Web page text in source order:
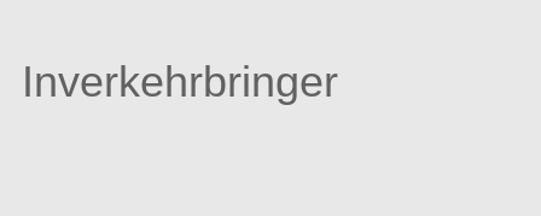
Inverkehrbringer